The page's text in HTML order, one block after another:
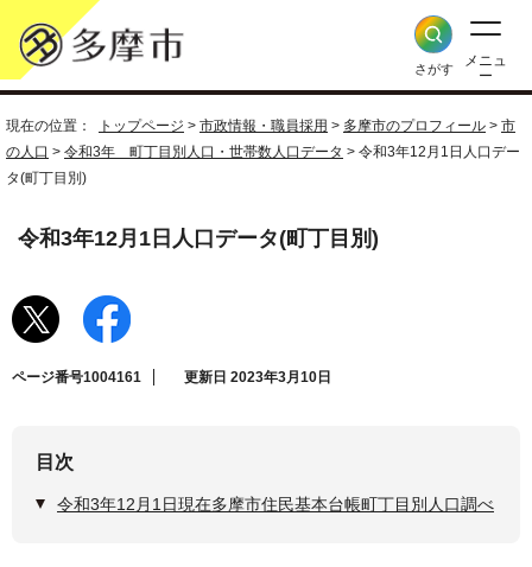
さがす
メニュ
ー
現在の位置： トップページ > 市政情報・職員採用 > 多摩市のプロフィール > 市
の人口 > 令和3年 町丁目別人口・世帯数人口データ > 令和3年12月1日人口デー
タ(町丁目別)
令和3年12月1日人口データ(町丁目別)
ページ番号1004161 更新日 2023年3月10日
目次
令和3年12月1日現在多摩市住民基本台帳町丁目別人口調べ